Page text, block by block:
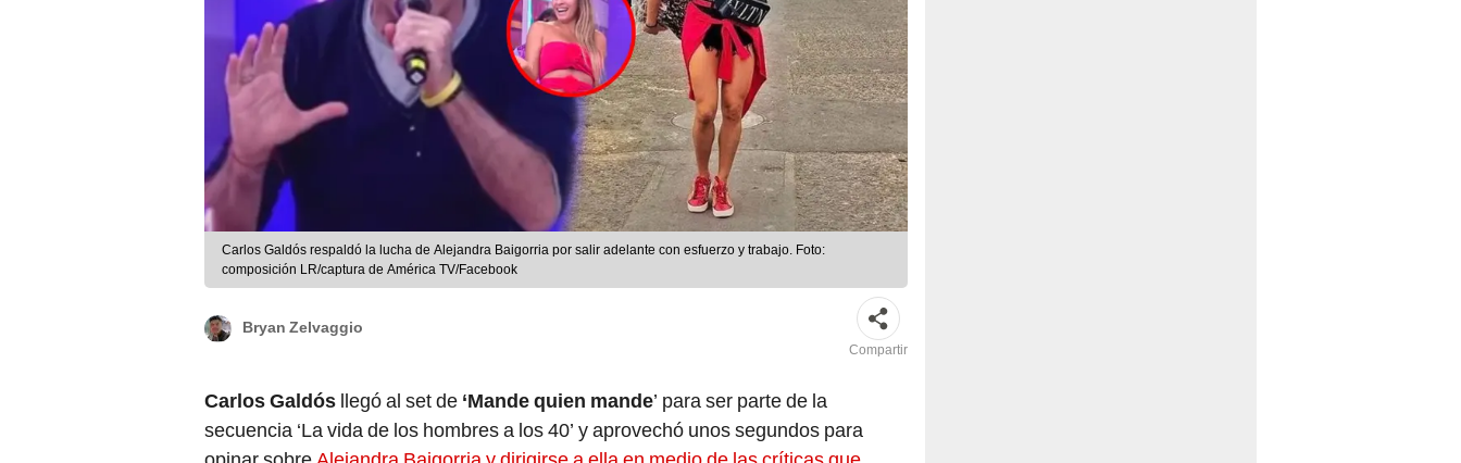
Carlos Galdós respaldó la lucha de Alejandra Baigorria por salir adelante con esfuerzo y trabajo. Foto:
composición LR/captura de América TV/Facebook
Bryan Zelvaggio
Compartir
Carlos Galdós llegó al set de ‘Mande quien mande’ para ser parte de la
secuencia ‘La vida de los hombres a los 40’ y aprovechó unos segundos para